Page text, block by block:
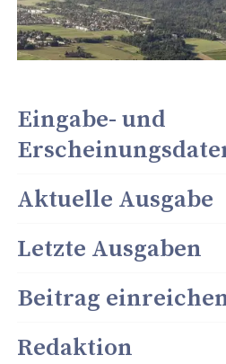
Eingabe- und
Aktuelle Ausgabe
Letzte Ausgaben
Beitrag
Redaktion